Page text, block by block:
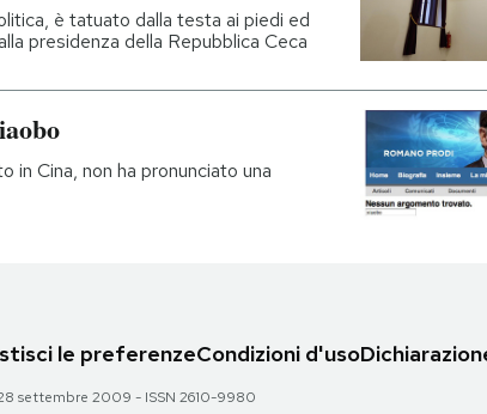
è tatuato dalla testa ai piedi ed
presidenza della Repubblica Ceca
in Cina, non ha pronunciato una
le preferenzeCondizioni d'uso
settembre 2009 - ISSN 2610-9980